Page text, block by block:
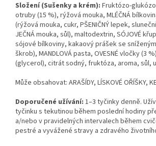
Složení (Sušenky a krém): Fruktózo-
otruby (15 %), rýžová mouka, MLÉČNÁ
(rýžová mouka, cukr, PŠENIČNÝ lepek,
JEČNÁ mouka, sůl), maltodextrin, SÓJOVÉ
sójové bílkoviny, kakaový prášek se
škrob), MANDLOVÁ pasta, OVESNÉ vločky (3
(glycerol), citrát sodný, fruktóza, aroma, sůl,
Může obsahovat: ARAŠÍDY, LÍSKOVÉ OŘÍŠKY,
Doporučené užívání: 1–3 tyčinky denně.
tyčinku s tekutinou během poslední hodiny
a/nebo v pravidelných intervalech během
pestré a vyvážené stravy a zdravého